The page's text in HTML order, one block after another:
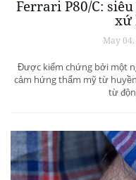
Ferrari P80/C:
xứ
May
Được kiểm chứng bởi một
cảm hứng thẩm mỹ từ
từ